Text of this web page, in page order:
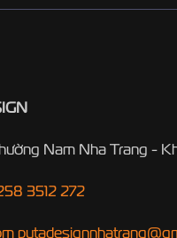
Nam Nha Trang -
3512 272